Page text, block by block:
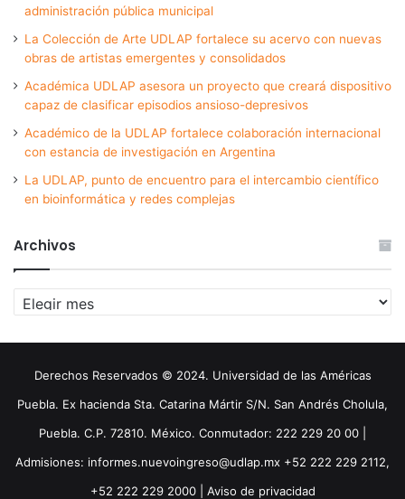
administración pública municipal
La Colección de Arte UDLAP fortalece su acervo con nuevas
obras de artistas emergentes y consolidados
Académica UDLAP asesora un proyecto que creará dispositivo
capaz de clasificar episodios ansioso-depresivos
Académico de la UDLAP fortalece colaboración internacional
con estancia de investigación en Argentina
La UDLAP, punto de encuentro para el intercambio científico
en bioinformática y redes complejas
Archivos
Archivos
Derechos Reservados © 2024. Universidad de las Américas
Puebla. Ex hacienda Sta. Catarina Mártir S/N. San Andrés Cholula,
Puebla. C.P. 72810. México. Conmutador: 222 229 20 00 |
Admisiones: informes.nuevoingreso@udlap.mx +52 222 229 2112,
+52 222 229 2000 | Aviso de privacidad